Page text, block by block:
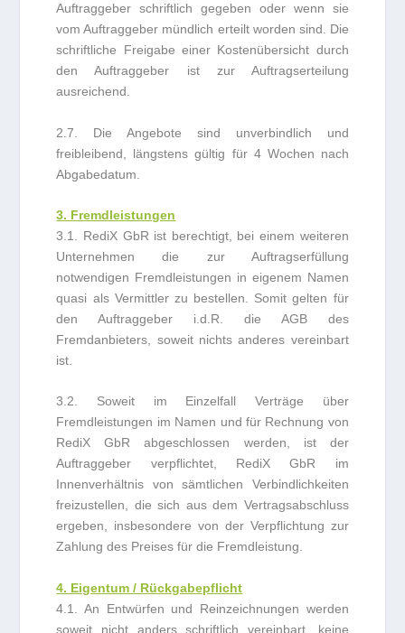
Auftraggeber schriftlich gegeben oder wenn sie
vom Auftraggeber mündlich erteilt worden sind. Die
schriftliche Freigabe einer Kostenübersicht durch
den Auftraggeber ist zur Auftragserteilung
ausreichend.
2.7. Die Angebote sind unverbindlich und
freibleibend, längstens gültig für 4 Wochen nach
Abgabedatum.
3. Fremdleistungen
3.1. RediX GbR ist berechtigt, bei einem weiteren
Unternehmen die zur Auftragserfüllung
notwendigen Fremdleistungen in eigenem Namen
quasi als Vermittler zu bestellen. Somit gelten für
den Auftraggeber i.d.R. die AGB des
Fremdanbieters, soweit nichts anderes vereinbart
ist.
3.2. Soweit im Einzelfall Verträge über
Fremdleistungen im Namen und für Rechnung von
RediX GbR abgeschlossen werden, ist der
Auftraggeber verpflichtet, RediX GbR im
Innenverhältnis von sämtlichen Verbindlichkeiten
freizustellen, die sich aus dem Vertragsabschluss
ergeben, insbesondere von der Verpflichtung zur
Zahlung des Preises für die Fremdleistung.
4. Eigentum / Rückgabepflicht
4.1. An Entwürfen und Reinzeichnungen werden
soweit nicht anders schriftlich vereinbart, keine